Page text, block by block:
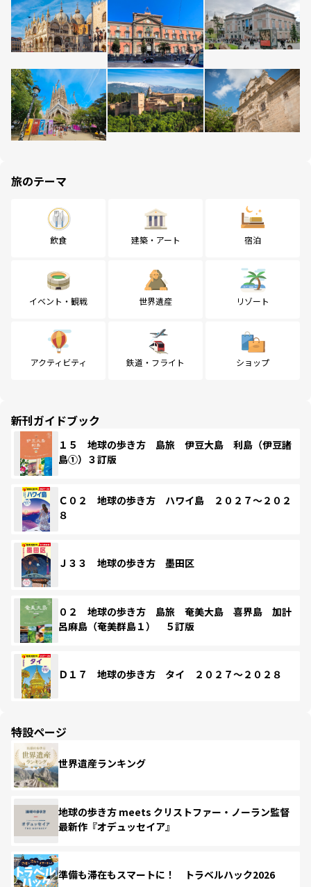
旅のテーマ
飲食 建築・アート 宿泊
イベント・観戦 世界遺産 リゾート
アクティビティ 鉄道・フライト ショップ
新刊ガイドブック
１５ 地球の歩き方 島旅 伊豆大島 利島（伊豆諸
島①）３訂版
Ｃ０２ 地球の歩き方 ハワイ島 ２０２７～２０２
８
Ｊ３３ 地球の歩き方 墨田区
０２ 地球の歩き方 島旅 奄美大島 喜界島 加計
呂麻島（奄美群島１） ５訂版
Ｄ１７ 地球の歩き方 タイ ２０２７～２０２８
特設ページ
世界遺産ランキング
地球の歩き方 meets クリストファー・ノーラン監督
最新作『オデュッセイア』
準備も滞在もスマートに！ トラベルハック2026